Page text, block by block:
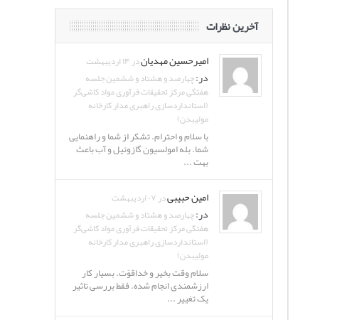
آخرین نظرات
امیرحسین مهدیاندر ۱۴ اردیبهشت
در:چهارصد و هشتاد و ششمین جلسه
هفتگی مرکز تحقیقات فرآوری مواد کاشی‌گر
(استانداردسازی راهبری مدار کارخانه
مولیبدن)
با سلام و احترام. تشکر از شما و راهنمایی
شما. بله امولسیون گازوئیل و آب باعث
بهت ...
امین حبیبیدر ۰۷ اردیبهشت
در:چهارصد و هشتاد و ششمین جلسه
هفتگی مرکز تحقیقات فرآوری مواد کاشی‌گر
(استانداردسازی راهبری مدار کارخانه
مولیبدن)
سلام وقت بخیر و خداقوّت. بسیار کار
ارزشمندی انجام شده. فقط بررسی تاثیر
یک تغییر ...